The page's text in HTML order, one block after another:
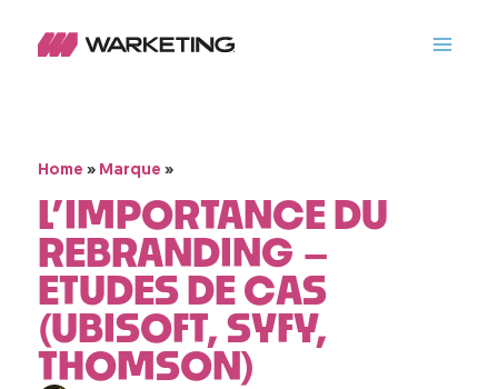
Home » Marque »
L’IMPORTANCE DU
REBRANDING –
ETUDES DE CAS
(UBISOFT, SYFY,
THOMSON)